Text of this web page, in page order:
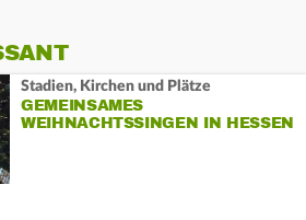
Stadien, Kirchen und Plätze
GEMEINSAMES
WEIHNACHTSSINGEN IN HESSEN